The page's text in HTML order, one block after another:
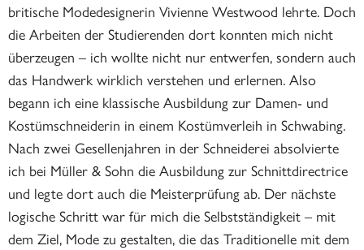
britische Modedesignerin Vivienne Westwood lehrte. Doch
die Arbeiten der Studierenden dort konnten mich nicht
überzeugen – ich wollte nicht nur entwerfen, sondern auch
das Handwerk wirklich verstehen und erlernen. Also
begann ich eine klassische Ausbildung zur Damen- und
Kostümschneiderin in einem Kostümverleih in Schwabing.
Nach zwei Gesellenjahren in der Schneiderei absolvierte
ich bei Müller & Sohn die Ausbildung zur Schnittdirectrice
und legte dort auch die Meisterprüfung ab. Der nächste
logische Schritt war für mich die Selbstständigkeit – mit
dem Ziel, Mode zu gestalten, die das Traditionelle mit dem